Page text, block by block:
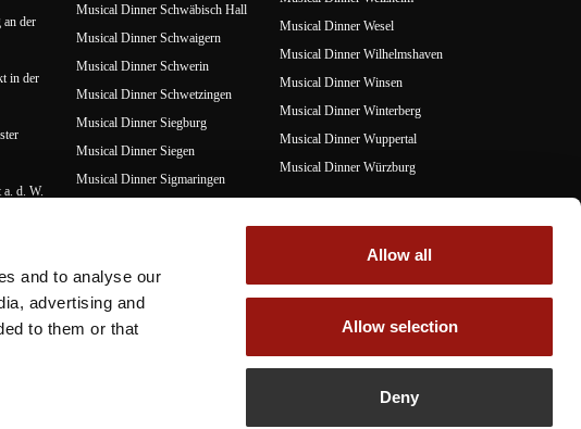
and to analyse our
advertising and
to them or that
Allow all
Allow selection
Deny
der
in der
d. W.
Musical Dinner Schwäbisch Hall
Musical Dinner Schwaigern
Musical Dinner Schwerin
Musical Dinner Schwetzingen
Musical Dinner Siegburg
Musical Dinner Siegen
Musical Dinner Sigmaringen
Musical Dinner Wesel
Musical Dinner Wilhelmshaven
Musical Dinner Winsen
Musical Dinner Winterberg
Musical Dinner Wuppertal
Musical Dinner Würzburg